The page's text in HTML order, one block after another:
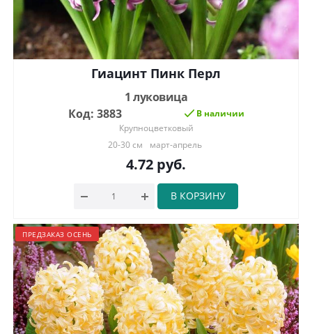
Гиацинт Пинк Перл
1 луковица
Код: 3883
В наличии
Крупноцветковый
20-30 см
март-апрель
4.72 руб.
В КОРЗИНУ
ПРЕДЗАКАЗ ОСЕНЬ